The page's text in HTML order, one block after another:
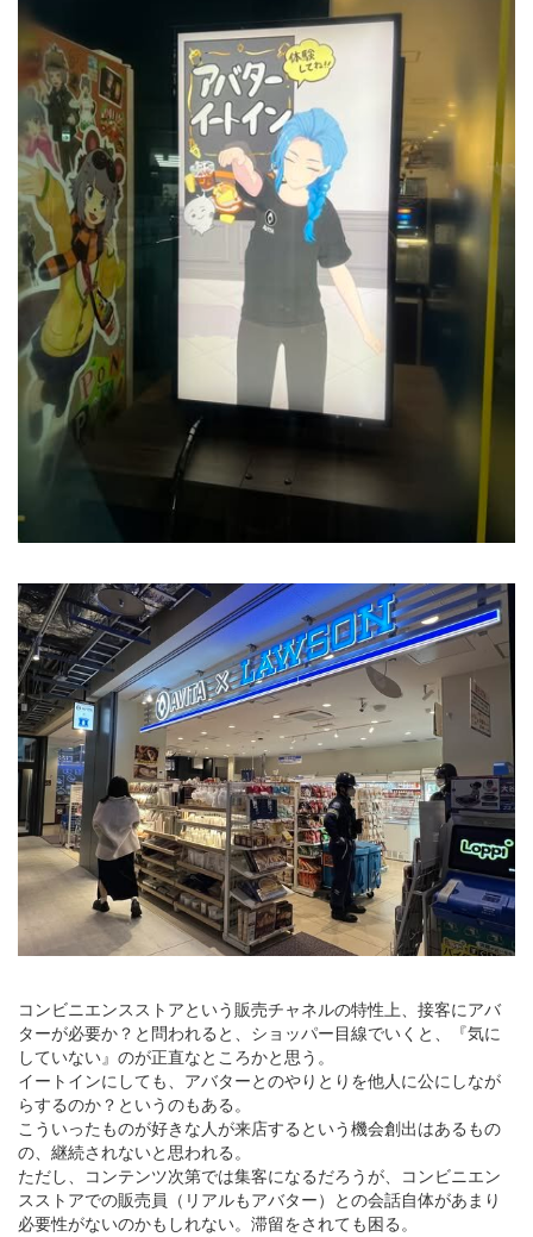
コンビニエンスストアという販売チャネルの特性上、接客にアバ
ターが必要か？と問われると、ショッパー目線でいくと、『気に
していない』のが正直なところかと思う。
イートインにしても、アバターとのやりとりを他人に公にしなが
らするのか？というのもある。
こういったものが好きな人が来店するという機会創出はあるもの
の、継続されないと思われる。
ただし、コンテンツ次第では集客になるだろうが、コンビニエン
スストアでの販売員（リアルもアバター）との会話自体があまり
必要性がないのかもしれない。滞留をされても困る。